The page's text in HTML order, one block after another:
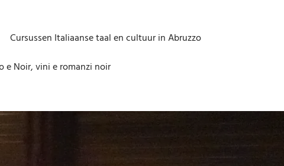
Cursussen Italiaanse taal en cultuur in Abruzzo
e Noir, vini e romanzi noir